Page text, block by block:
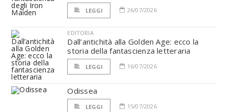
LEGGI 26/07/2026
EDITORIA
Dall’antichità alla Golden Age: ecco la
storia della fantascienza letteraria
LEGGI 16/07/2026
Odissea
LEGGI 15/07/2026